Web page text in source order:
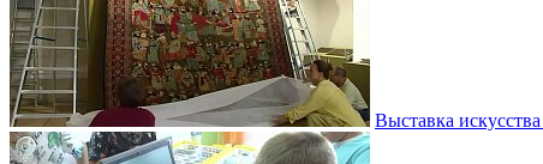
Выставка